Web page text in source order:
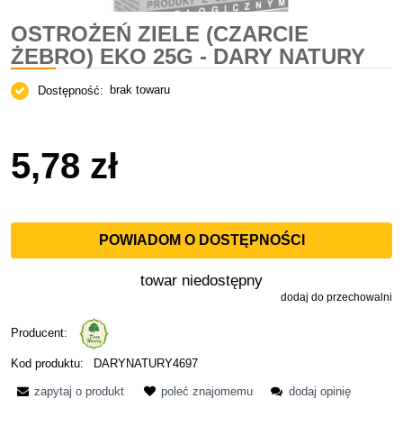
OSTROŻEŃ ZIELE (CZARCIE
ŻEBRO) EKO 25G - DARY NATURY
Dostępność: brak towaru
5,78 zł
POWIADOM O DOSTĘPNOŚCI
towar niedostępny
dodaj do przechowalni
Producent:
Kod produktu: DARYNATURY4697
zapytaj o produkt poleć znajomemu dodaj opinię